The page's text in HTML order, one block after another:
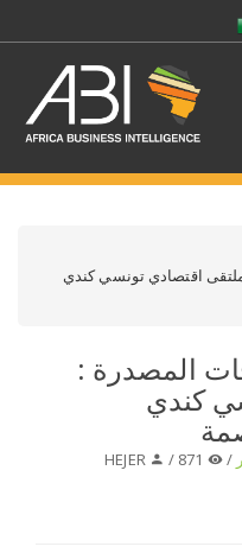
حدد ملفا
اقتصادي تونسي كندي
المصدرة :
كندي
/
HEJER